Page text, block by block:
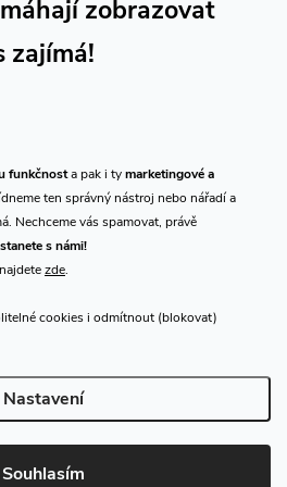
zobrazovat
zajímá!
funkčnosta pak i tymarketingové a
ten správný nástroj nebo nářadí a
Nechceme vás spamovat, právě
s námi!
zde.
cookies i odmítnout (blokovat)
Nastavení
Souhlasím
práva vyhrazena.Upravit nastavení
cookies